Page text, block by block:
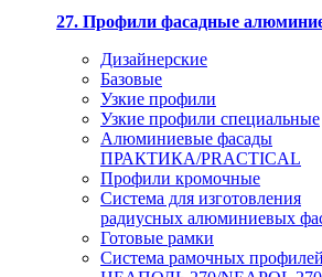
27. Профили фасадные
Дизайнерские
Базовые
Узкие профили
Узкие профили специальные
Алюминиевые фасады
ПРАКТИКА/PRACTICAL
Профили кромочные
Система для изготовления
радиусных алюминиевых
Готовые рамки
Система рамочных профилей